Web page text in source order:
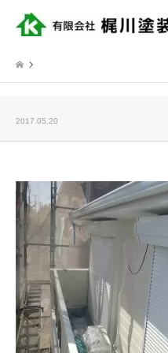
2017.05.20